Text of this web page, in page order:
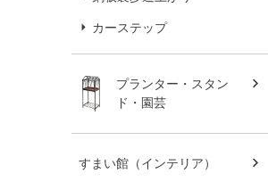
カーステップ
プランター・スタン
ド・園芸
すまい館（インテリア）